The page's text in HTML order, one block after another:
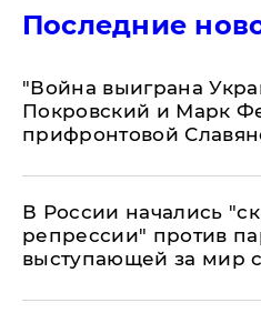
Последние
"Война выиграна
Покровский и Марк
прифронтовой
В России начались
репрессии" против
выступающей за мир